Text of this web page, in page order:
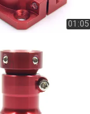
01:05